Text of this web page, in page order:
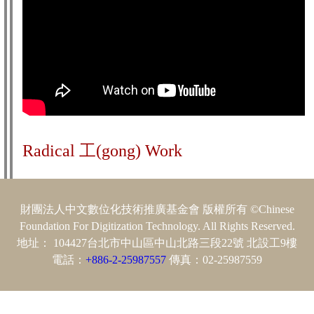
Radical 工(gong) Work
財團法人中文數位化技術推廣基金會 版權所有 ©Chinese
Foundation For Digitization Technology. All Rights Reserved.
地址： 104427台北市中山區中山北路三段22號 北設工9樓
電話： +886-2-25987557 傳真：02-25987559